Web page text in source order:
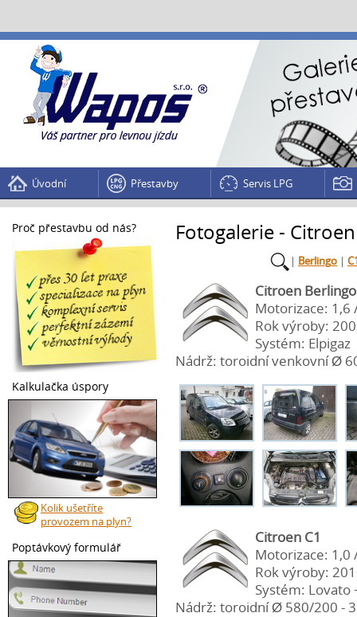
Fotogalerie -
| Berlingo |
Citroen Berlingo
Motorizace: 1,6
Rok výroby:
Systém: Elpigaz
Nádrž: toroidní venkovní Ø
Citroen C1
Motorizace: 1,0
Rok výroby:
Systém: Lovato
Nádrž: toroidní Ø 580/200 -
Proč přestavbu od nás?
Kalkulačka úspory
Kolik ušetříte
provozem na plyn?
Poptávkový formulář
Úvodní Přestavby Servis LPG